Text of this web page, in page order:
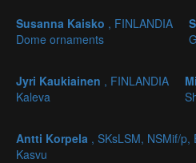
Susanna Kaisko , FINLANDIA
Dome ornaments
Jyri Kaukiainen , FINLANDIA
Kaleva
Antti Korpela , SKsLSM, NSMif/p,
Kasvu